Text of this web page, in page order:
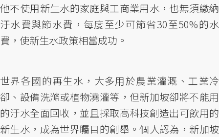
他不使用新生水的家庭與工商業用水，也無須繳納
汙水費與節水費，每度至少可節省30至50%的水
費，使新生水政策相當成功。
世界各國的再生水，大多用於農業灌溉、工業冷
卻、設備洗滌或植物澆灌等，但新加坡卻將不能用
的汙水全面回收，並且採取高科技創造出可飲用的
新生水，成為世界矚目的創舉。個人認為，新加坡